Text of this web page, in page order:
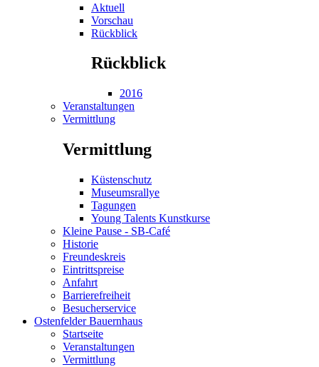
Aktuell
Vorschau
Rückblick
Rückblick
2016
Veranstaltungen
Vermittlung
Vermittlung
Küstenschutz
Museumsrallye
Tagungen
Young Talents Kunstkurse
Kleine Pause - SB-Café
Historie
Freundeskreis
Eintrittspreise
Anfahrt
Barrierefreiheit
Besucherservice
Ostenfelder Bauernhaus
Startseite
Veranstaltungen
Vermittlung